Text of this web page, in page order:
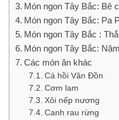
Món ngon Tây Bắc: Bê
Món ngon Tây Bắc: Pa
Món ngon Tây Bắc :
Món ngon Tây Bắc:
Các món ăn khác
Cá hồi Vân Đồn
Cơm lam
Xôi nếp nương
Canh rau rừng